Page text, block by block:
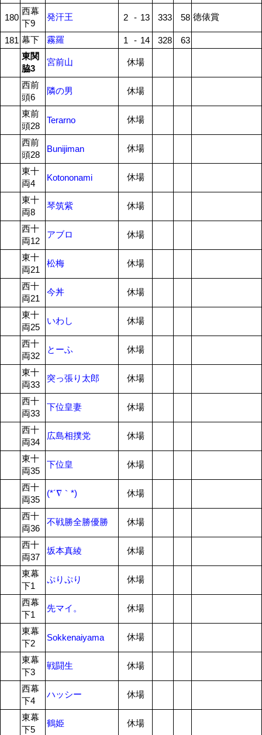
180
西幕
下9
発汗王 2 - 13 333 58 徳俵賞
181 幕下 霧羅 1 - 14 328
63
東関
脇3
宮前山 休場
西前
頭6
隣の男 休場
東前
頭28
Terarno 休場
西前
頭28
Bunijiman 休場
東十
両4
Kotononami 休場
東十
両8
琴筑紫 休場
西十
両12
アブロ 休場
東十
両21
松梅 休場
西十
両21
今丼 休場
東十
両25
いわし 休場
西十
両32
とーふ 休場
東十
両33
突っ張り太郎 休場
西十
両33
下位皇妻 休場
西十
両34
広島相撲党 休場
東十
両35
下位皇 休場
西十
両35
(*´∇｀*) 休場
西十
両36
不戦勝全勝優勝 休場
西十
両37
坂本真綾 休場
東幕
下1
ぷりぷり 休場
西幕
下1
先マイ。 休場
東幕
下2
Sokkenaiyama 休場
東幕
下3
戦闘生 休場
西幕
下4
ハッシー 休場
東幕
下5
鶴姫 休場